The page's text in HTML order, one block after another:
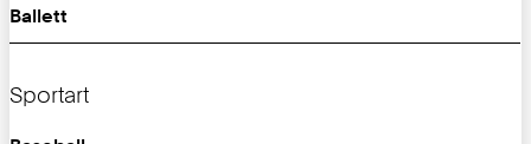
Ballett
Sportart